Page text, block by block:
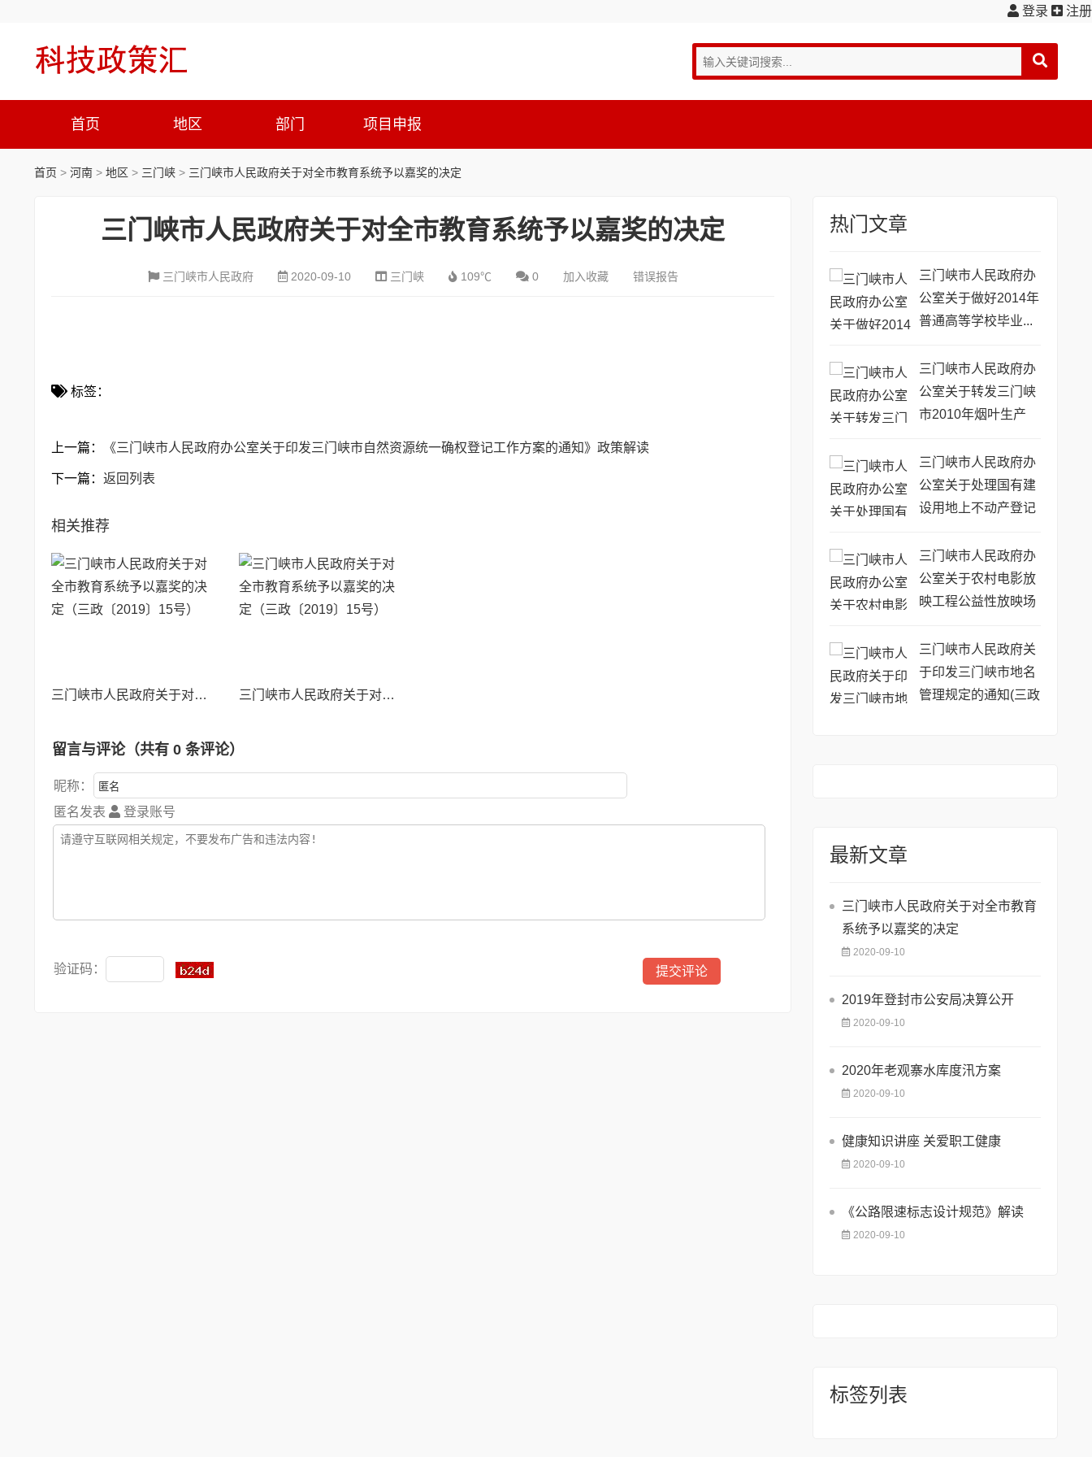
登录 注册
首页 地区 部门 项目申报
首页 > 河南 > 地区 > 三门峡 > 三门峡市人民政府关于对全市教育系统予以嘉奖的决定
三门峡市人民政府关于对全市教育系统予以嘉奖的决定
三门峡市人民政府 2020-09-10 三门峡 109℃ 0 加入收藏 错误报告
标签：
上一篇： 《三门峡市人民政府办公室关于印发三门峡市自然资源统一确权登记工作方案的通知》政策解读
下一篇： 返回列表
相关推荐
三门峡市人民政府关于对全市教育系 三门峡市人民政府关于对全市教育系
留言与评论（共有 0 条评论）
昵称：
匿名发表
登录账号
验证码：
热门文章
三门峡市人民政府办
公室关于做好2014年
普通高等学校毕业...
号)
三门峡市人民政府办
公室关于转发三门峡
市2010年烟叶生产
号)
三门峡市人民政府办
公室关于处理国有建
设用地上不动产登记
8〕2号)
三门峡市人民政府办
公室关于农村电影放
映工程公益性放映场
号)
三门峡市人民政府关
于印发三门峡市地名
管理规定的通知(三政
最新文章
三门峡市人民政府关于对全市教育
系统予以嘉奖的决定
2020-09-10
2019年登封市公安局决算公开
2020-09-10
2020年老观寨水库度汛方案
2020-09-10
健康知识讲座 关爱职工健康
2020-09-10
《公路限速标志设计规范》解读
2020-09-10
标签列表